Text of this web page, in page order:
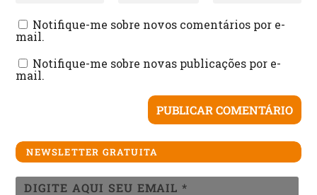
Notifique-me sobre novos comentários por e-
mail.
Notifique-me sobre novas publicações por e-
mail.
NEWSLETTER GRATUITA